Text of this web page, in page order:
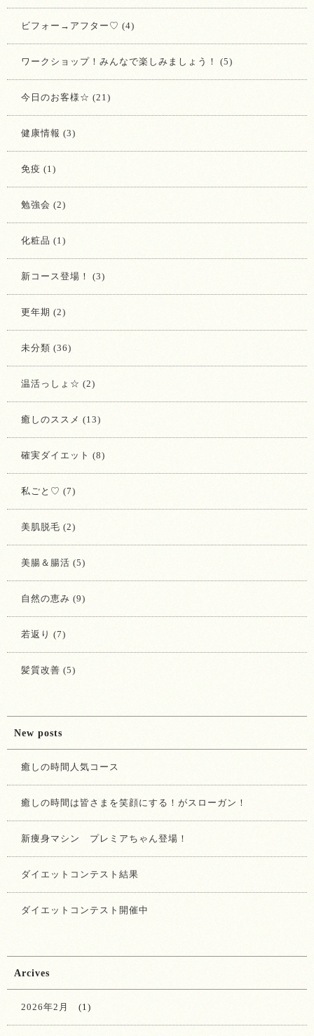
ビフォー→アフター♡ (4)
ワークショップ！みんなで楽しみましょう！ (5)
今日のお客様☆ (21)
健康情報 (3)
免疫 (1)
勉強会 (2)
化粧品 (1)
新コース登場！ (3)
更年期 (2)
未分類 (36)
温活っしょ☆ (2)
癒しのススメ (13)
確実ダイエット (8)
私ごと♡ (7)
美肌脱毛 (2)
美腸＆腸活 (5)
自然の恵み (9)
若返り (7)
髪質改善 (5)
New posts
癒しの時間人気コース
癒しの時間は皆さまを笑顔にする！がスローガン！
新痩身マシン プレミアちゃん登場！
ダイエットコンテスト結果
ダイエットコンテスト開催中
Arcives
2026年2月 (1)